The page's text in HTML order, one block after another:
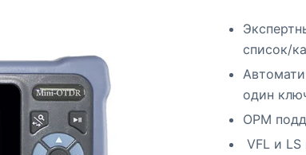
список/
один
OPM
VFL и